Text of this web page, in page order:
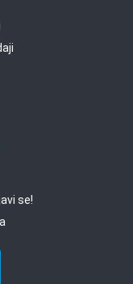
se!